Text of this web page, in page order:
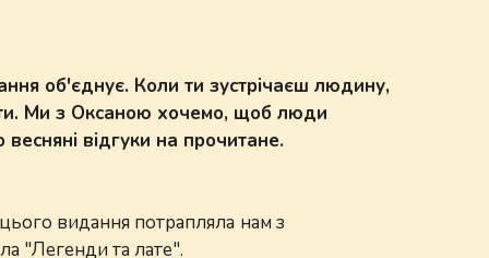
об'єднує. Коли ти зустрічаєш людину,
Ми з Оксаною хочемо, щоб люди
відгуки на прочитане.
видання потрапляла нам з
"Легенди та лате".